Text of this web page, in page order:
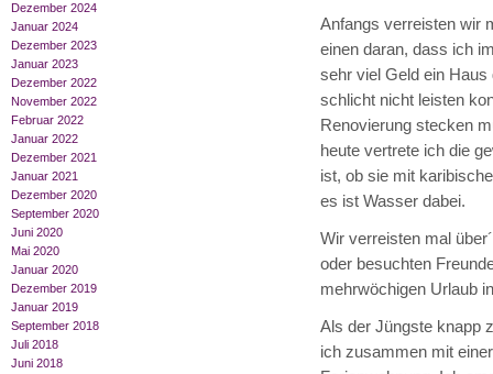
Dezember 2024
Januar 2024
Dezember 2023
Januar 2023
Dezember 2022
November 2022
Februar 2022
Januar 2022
Dezember 2021
Januar 2021
Dezember 2020
September 2020
Juni 2020
Mai 2020
Januar 2020
Dezember 2019
Januar 2019
September 2018
Juli 2018
Juni 2018
Anfangs verreisten wir
einen daran, dass ich
sehr viel Geld ein
schlicht nicht leisten
Renovierung stecken
heute vertrete ich die
ist, ob sie mit
es ist Wasser dabei.
Wir verreisten mal
oder besuchten
mehrwöchigen Urlaub
Als der Jüngste knapp
ich zusammen mit